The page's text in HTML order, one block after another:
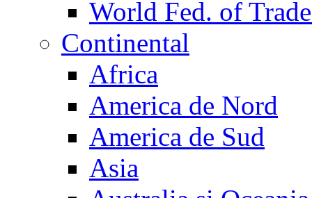
World Fed. of
Continental
Africa
America de Nord
America de Sud
Asia